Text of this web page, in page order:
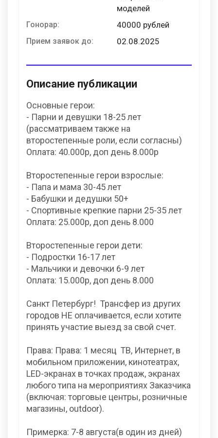
моделей
Гонорар: 40000 рублей
Прием заявок до: 02.08.2025
Описание публикации
Основные герои:
- Парни и девушки 18-25 лет
(рассматриваем также на
второстепенные роли, если согласны)
Оплата: 40.000р, доп день 8.000р
Второстепенные герои взрослые:
- Папа и мама 30-45 лет
- Бабушки и дедушки 50+
- Спортивные крепкие парни 25-35 лет
Оплата: 25.000р, доп день 8.000
Второстепенные герои дети:
- Подростки 16-17 лет
- Мальчики и девочки 6-9 лет
Оплата: 15.000р, доп день 8.000
Санкт Петербург! Трансфер из других
городов НЕ оплачивается, если хотите
принять участие выезд за свой счет.
Права: Права: 1 месяц ТВ, Интернет, в
мобильном приложении, кинотеатрах,
LED-экранах в точках продаж, экранах
любого типа на мероприятиях Заказчика
(включая: торговые центры, розничные
магазины, outdoor).
Примерка: 7-8 августа(в один из дней)